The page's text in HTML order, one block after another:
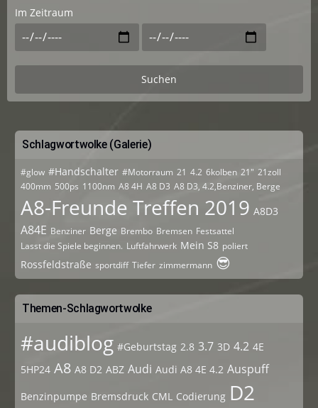
Im Zeitraum
Suchen
Schlagwortwolke (Galerie)
#glow #Handschalter #Motorraum 21 4.2 6kolben 21" 21zoll
400mm 500ps 1100nm A8 4H A8 D3 A8 D3, 4.2,Benziner, Berge
A8-Freunde Treffen 2019 A8D3
A84E Benziner Berge Brembo Bremsen Festsattel
Lasst die Spiele beginnen. Luftfahrwerk Mein S8 poliert
Rossfeldstraße sportdiff Tiefer zimmermann 😎
Themen-Schlagwortwolke
#audiblog #Geburtstag 2.8 3.7 3D 4.2 4E
5HP24 A8 A8 D2 ABZ Audi Audi A8 4E 4.2 Auspuff
Benzinpumpe Bremsdruck CML Codierung D2